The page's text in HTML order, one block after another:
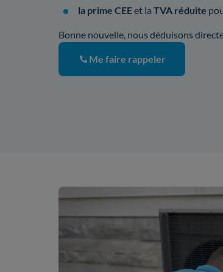
la prime CEEet la TVA réduite
Bonne nouvelle, nous déduisons
Me faire rappeler